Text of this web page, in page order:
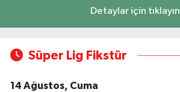
Detaylar için tıklayın
Süper Lig Fikstür
14 Ağustos, Cuma